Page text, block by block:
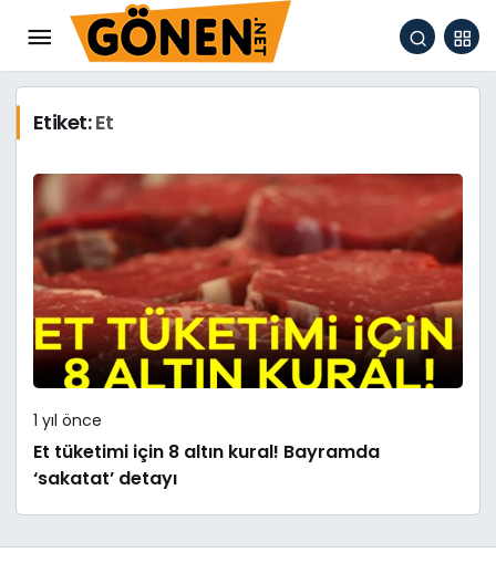
Etiket:Et
1 yıl önce
Et tüketimi için 8 altın kural! Bayramda
‘sakatat’ detayı